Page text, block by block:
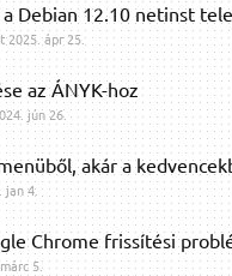
Debian 12.10 netinst
2025. ápr 25.
az ÁNYK-hoz
jún 26.
akár a
jan 4.
Chrome frissítési
5.